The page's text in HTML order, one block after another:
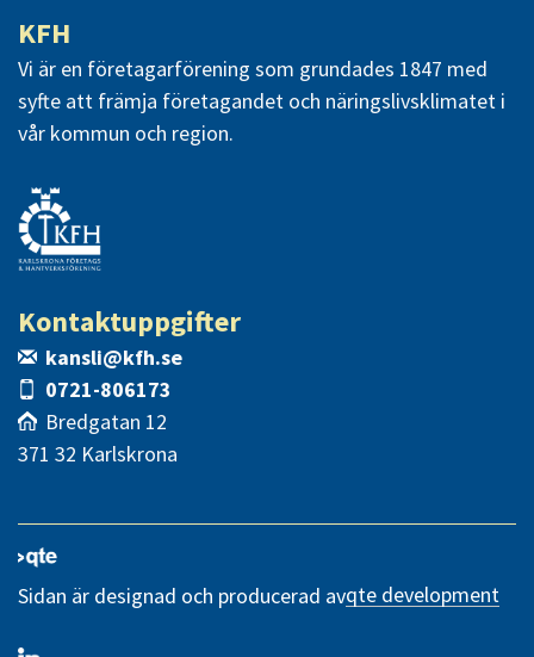
KFH
Vi är en företagarförening som grundades 1847 med
syfte att främja företagandet och näringslivsklimatet i
vår kommun och region.
Kontaktuppgifter
kansli@kfh.se
0721-806173
Bredgatan 12
371 32 Karlskrona
Sidan är designad och producerad avqte development